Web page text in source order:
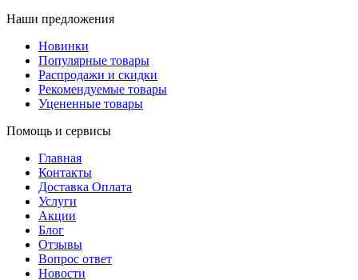
Наши предложения
Новинки
Популярные товары
Распродажи и скидки
Рекомендуемые товары
Уцененные товары
Помощь и сервисы
Главная
Контакты
Доставка Оплата
Услуги
Акции
Блог
Отзывы
Вопрос ответ
Новости